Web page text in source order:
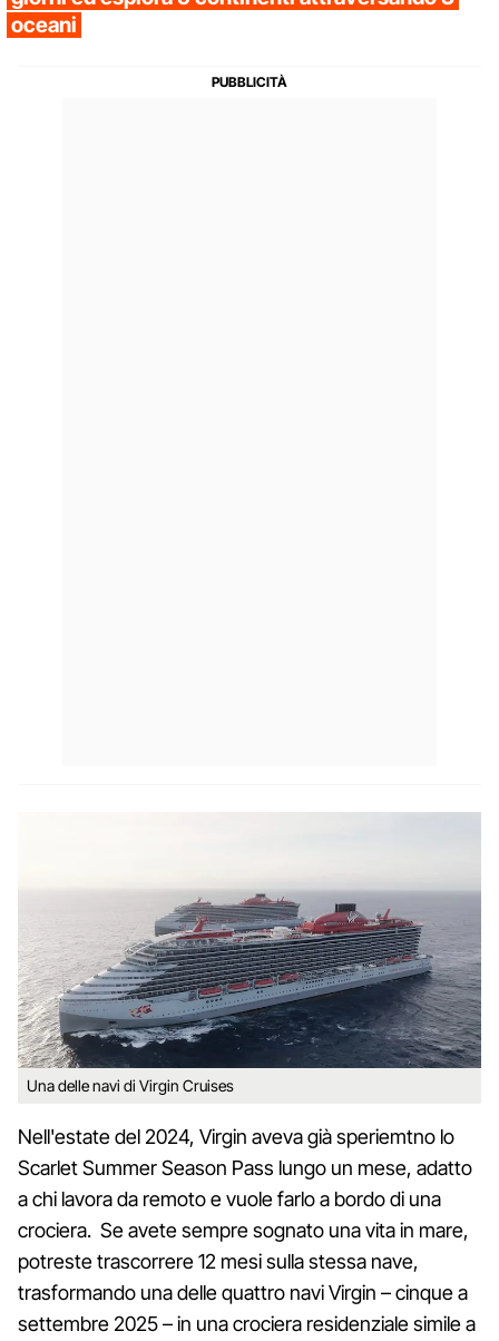
oceani
Una delle navi di Virgin Cruises
Nell'estate del 2024, Virgin aveva già speriemtno lo
Scarlet Summer Season Pass lungo un mese, adatto
a chi lavora da remoto e vuole farlo a bordo di una
crociera. Se avete sempre sognato una vita in mare,
potreste trascorrere 12 mesi sulla stessa nave,
trasformando una delle quattro navi Virgin – cinque a
settembre 2025 – in una crociera residenziale simile a